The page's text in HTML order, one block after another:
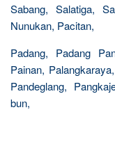
Sabang, Salatiga,
Nunukan, Pacitan,
Padang, Padang
Painan,
Pandeglang,
bun,